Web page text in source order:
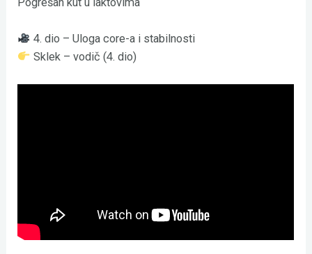
4. dio – Uloga core-a i stabilnosti
Sklek – vodič (4. dio)